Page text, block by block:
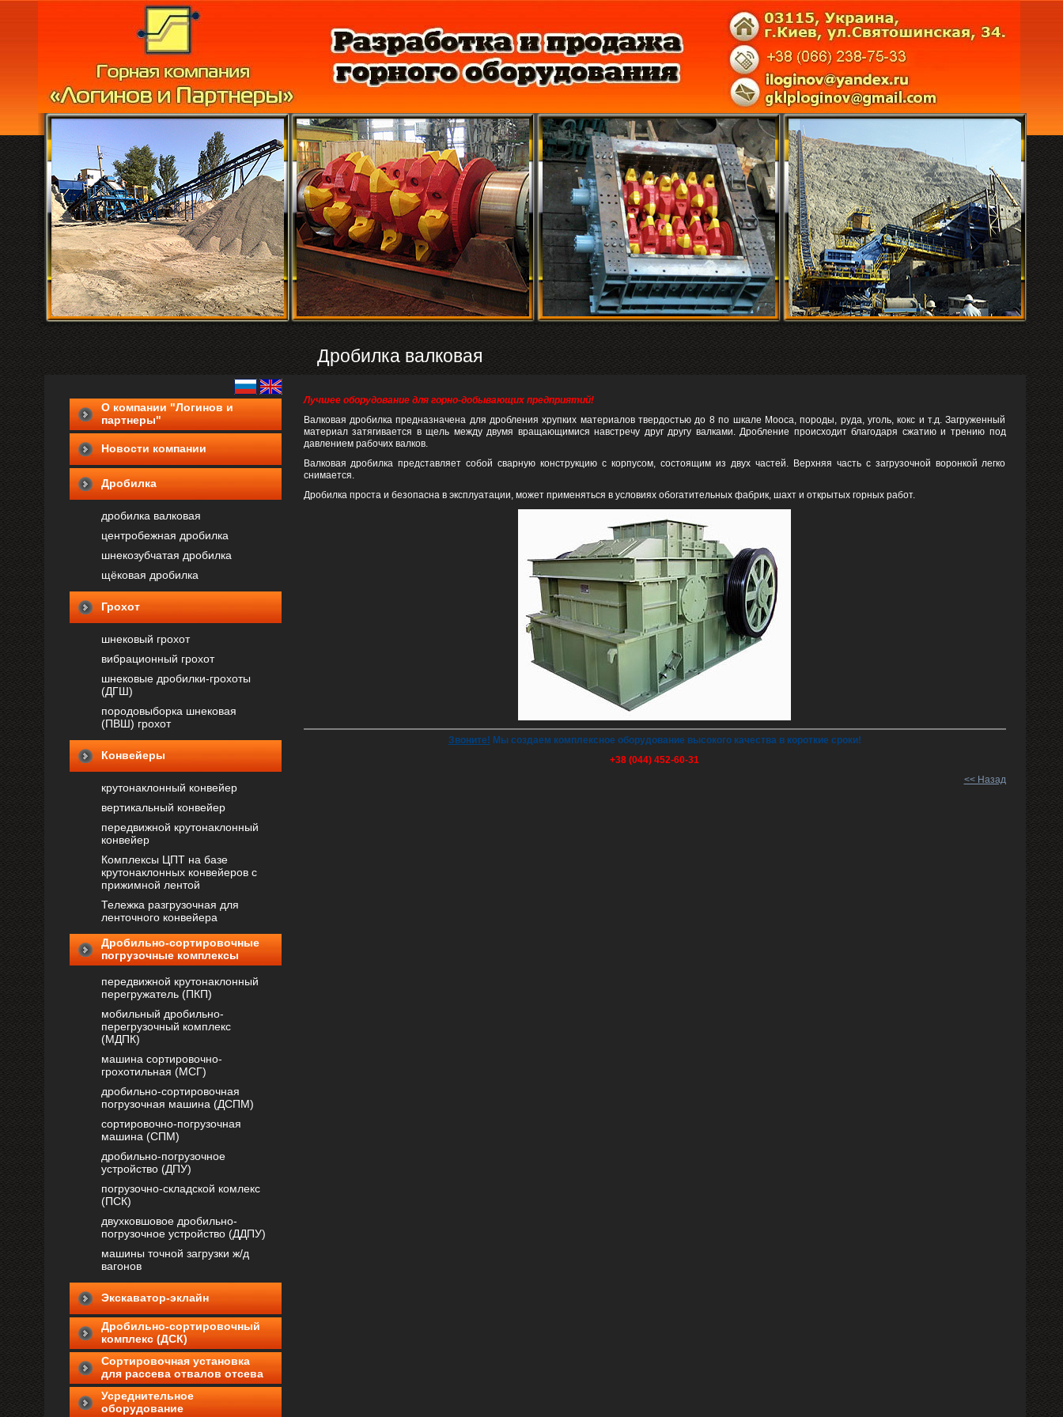
Дробилка валковая
О компании "Логинов и
партнеры"
Новости компании
Дробилка
дробилка валковая
центробежная дробилка
шнекозубчатая дробилка
щёковая дробилка
Грохот
шнековый грохот
вибрационный грохот
шнековые дробилки-грохоты
(ДГШ)
породовыборка шнековая
(ПВШ) грохот
Конвейеры
крутонаклонный конвейер
вертикальный конвейер
передвижной крутонаклонный
конвейер
Комплексы ЦПТ на базе
крутонаклонных конвейеров с
прижимной лентой
Тележка разгрузочная для
ленточного конвейера
Дробильно-сортировочные
погрузочные комплексы
передвижной крутонаклонный
перегружатель (ПКП)
мобильный дробильно-
перегрузочный комплекс
(МДПК)
машина сортировочно-
грохотильная (МСГ)
дробильно-сортировочная
погрузочная машина (ДСПМ)
сортировочно-погрузочная
машина (СПМ)
дробильно-погрузочное
устройство (ДПУ)
погрузочно-складской комлекс
(ПСК)
двухковшовое дробильно-
погрузочное устройство (ДДПУ)
машины точной загрузки ж/д
вагонов
Экскаватор-эклайн
Дробильно-сортировочный
комплекс (ДСК)
Cортировочная установка
для рассева отвалов отсева
Усреднительное
оборудование
Лучшее оборудование для горно-добывающих предприятий!
Валковая дробилка предназначена для дробления хрупких материалов твердостью до 8 по шкале Мооса, породы, руда, уголь, кокс и т.д. Загруженный
материал затягивается в щель между двумя вращающимися навстречу друг другу валками. Дробление происходит благодаря сжатию и трению под
давлением рабочих валков.
Валковая дробилка представляет собой сварную конструкцию с корпусом, состоящим из двух частей. Верхняя часть с загрузочной воронкой легко
снимается.
Дробилка проста и безопасна в эксплуатации, может применяться в условиях обогатительных фабрик, шахт и открытых горных работ.
Звоните! Мы создаем комплексное оборудование высокого качества в короткие сроки!
+38 (044) 452-60-31
<< Назад